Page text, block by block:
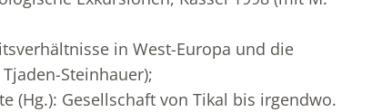
in West-Europa und die
Steinhauer);
(Hg.): Gesellschaft von Tikal bis irgendwo.